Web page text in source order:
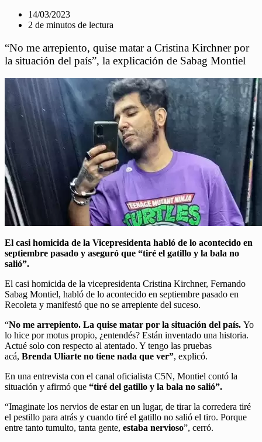
14/03/2023
2 de minutos de lectura
“No me arrepiento, quise matar a Cristina Kirchner por
la situación del país”, la explicación de Sabag Montiel
El casi homicida de la Vicepresidenta habló de lo acontecido en
septiembre pasado y aseguró que “tiré el gatillo y la bala no
salió”.
El casi homicida de la vicepresidenta Cristina Kirchner, Fernando
Sabag Montiel, habló de lo acontecido en septiembre pasado en
Recoleta y manifestó que no se arrepiente del suceso.
“No me arrepiento. La quise matar por la situación del país. Yo
lo hice por motus propio, ¿entendés? Están inventado una historia.
Actué solo con respecto al atentado. Y tengo las pruebas
acá, Brenda Uliarte no tiene nada que ver”, explicó.
En una entrevista con el canal oficialista C5N, Montiel contó la
situación y afirmó que “tiré del gatillo y la bala no salió”.
“Imaginate los nervios de estar en un lugar, de tirar la corredera tiré
el pestillo para atrás y cuando tiré el gatillo no salió el tiro. Porque
entre tanto tumulto, tanta gente, estaba nervioso”, cerró.